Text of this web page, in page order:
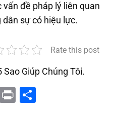
đề pháp lý liên quan
sự có hiệu lực.
Rate this post
Sao Giúp Chúng Tôi.
Messenger
Print